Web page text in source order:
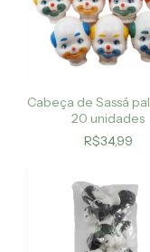
Cabeça de Sassá
20 unidades
R$34,99